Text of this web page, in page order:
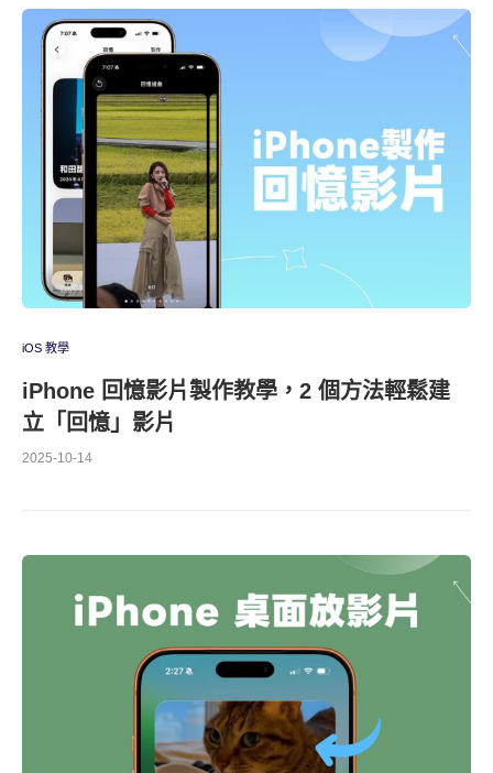
iOS 教學
iPhone 回憶影片製作教學，2 個方法輕鬆建
立「回憶」影片
2025-10-14